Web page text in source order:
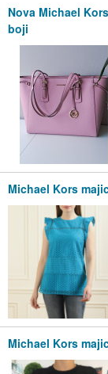
Nova Michael
boji
Michael Kors
Michael Kors